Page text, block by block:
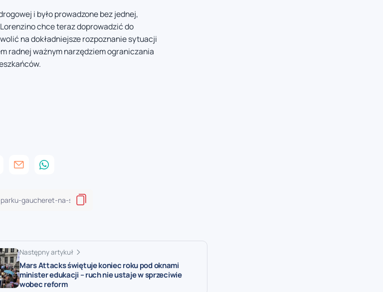
i było prowadzone bez jednej,
chce teraz doprowadzić do
na dokładniejsze rozpoznanie sytuacji
radnej ważnym narzędziem ograniczania
Następny artykuł
Mars Attacks świętuje koniec roku pod oknami
minister edukacji – ruch nie ustaje w sprzeciwie
wobec reform